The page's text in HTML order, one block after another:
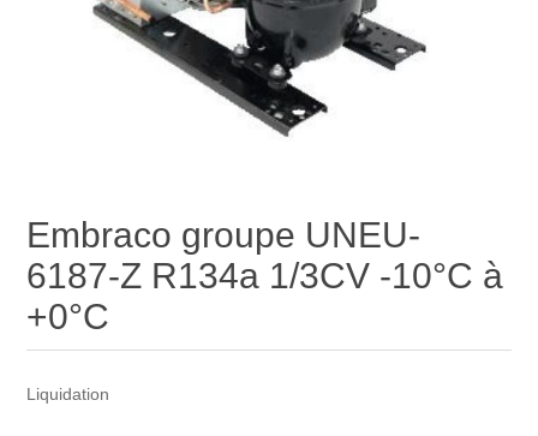
Embraco groupe UNEU-
6187-Z R134a 1/3CV -10°C à
+0°C
Liquidation